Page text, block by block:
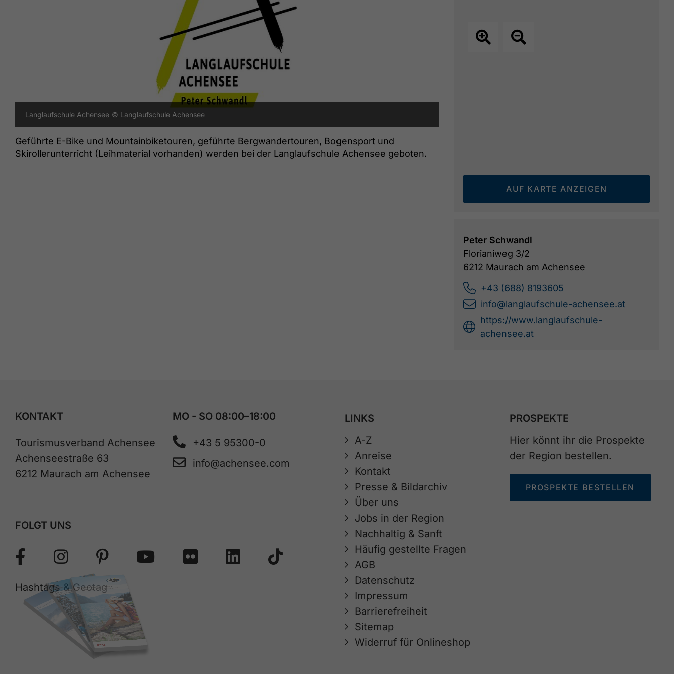
Langlaufschule Achensee © Langlaufschule Achensee
Geführte E-Bike und Mountainbiketouren, geführte Bergwandertouren, Bogensport und
Skirollerunterricht (Leihmaterial vorhanden) werden bei der Langlaufschule Achensee geboten.
AUF KARTE ANZEIGEN
Peter Schwandl
Florianiweg 3/2
6212 Maurach am Achensee
+43 (688) 8193605
info@langlaufschule-achensee.at
https://www.langlaufschule-
achensee.at
KONTAKT
Tourismusverband Achensee
Achenseestraße 63
6212 Maurach am Achensee
MO - SO 08:00–18:00
+43 5 95300-0
info@achensee.com
FOLGT UNS
Hashtags & Geotag
LINKS
A-Z
Anreise
Kontakt
Presse & Bildarchiv
Über uns
Jobs in der Region
Nachhaltig & Sanft
Häufig gestellte Fragen
AGB
Datenschutz
Impressum
Barrierefreiheit
Sitemap
Widerruf für Onlineshop
PROSPEKTE
Hier könnt ihr die Prospekte
der Region bestellen.
PROSPEKTE BESTELLEN